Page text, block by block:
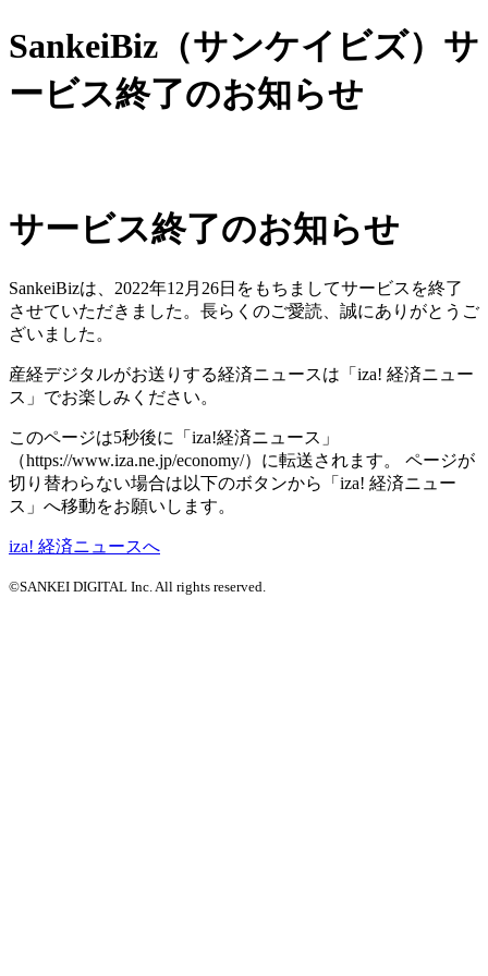
SankeiBiz（サンケイビズ）サ
ービス終了のお知らせ
サービス終了のお知らせ
SankeiBizは、2022年12月26日をもちましてサービスを終了
させていただきました。長らくのご愛読、誠にありがとうご
ざいました。
産経デジタルがお送りする経済ニュースは「iza! 経済ニュー
ス」でお楽しみください。
このページは5秒後に「iza!経済ニュース」
（https://www.iza.ne.jp/economy/）に転送されます。 ページが
切り替わらない場合は以下のボタンから「iza! 経済ニュー
ス」へ移動をお願いします。
iza! 経済ニュースへ
©SANKEI DIGITAL Inc. All rights reserved.